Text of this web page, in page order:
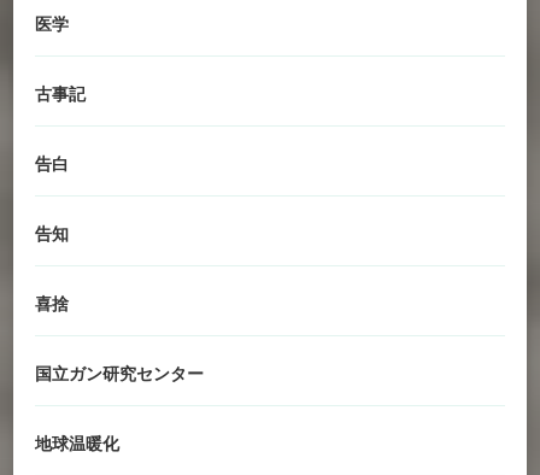
医学
古事記
告白
告知
喜捨
国立ガン研究センター
地球温暖化